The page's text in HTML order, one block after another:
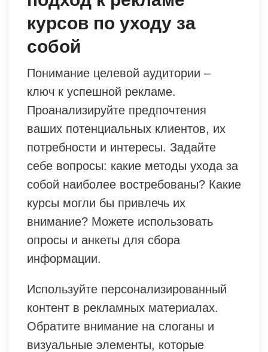
курсов по уходу за
собой
Понимание целевой аудитории –
ключ к успешной рекламе.
Проанализируйте предпочтения
ваших потенциальных клиентов, их
потребности и интересы. Задайте
себе вопросы: какие методы ухода за
собой наиболее востребованы? Какие
курсы могли бы привлечь их
внимание? Можете использовать
опросы и анкеты для сбора
информации.
Используйте персонализированный
контент в рекламных материалах.
Обратите внимание на слоганы и
визуальные элементы, которые